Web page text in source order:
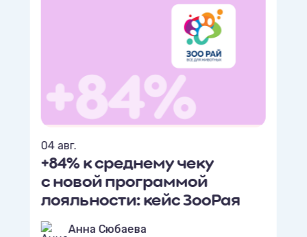
04 авг.
+84% к среднему чеку
с новой программой
лояльности: кейс ЗооРая
Анна Сюбаева